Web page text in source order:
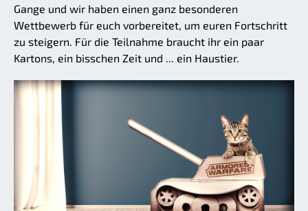
Gange und wir haben einen ganz besonderen
Wettbewerb für euch vorbereitet, um euren Fortschritt
zu steigern. Für die Teilnahme braucht ihr ein paar
Kartons, ein bisschen Zeit und ... ein Haustier.